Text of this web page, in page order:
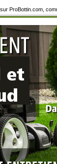
ProBottin.com,